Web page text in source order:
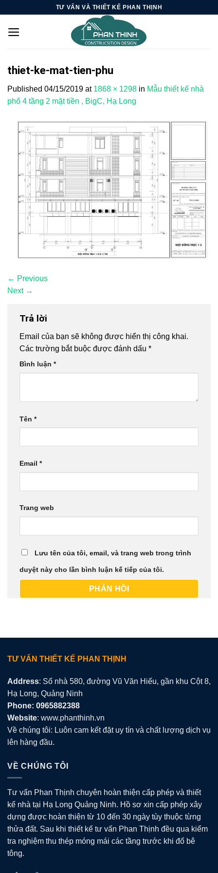
content
TƯ VẤN VÀ THIẾT KẾ PHAN THỊNH
thiet-ke-mat-tien-phu
Published 04/15/2019 at 1868 × 1298 in Mẫu thiết kế nhà
phố 4 tầng 2 mặt tiền , BigC, Hạ Long
← Previous
Next →
Trả lời
Email của bạn sẽ không được hiển thị công khai.
Các trường bắt buộc được đánh dấu *
Bình luận *
Tên *
Email *
Trang web
Lưu tên của tôi, email, và trang web trong trình
duyệt này cho lần bình luận kế tiếp của tôi.
TƯ VẤN THIẾT KẾ PHAN THỊNH
Address: Số nhà 580, đường Vũ Văn Hiếu, gần khu Cột 8,
Hạ Long, Quảng Ninh
Phone: 0965882388
Website: www.phanthinh.vn
Về chúng tôi: Luôn cam kết đặt uy tín và chất lượng dịch vụ
lên hàng đầu.
VỀ CHÚNG TÔI
Tư vấn Phan Thịnh chuyên hoàn thiện cấp phép và thiết
kế nhà tại Hạ Long Quảng Ninh. Hồ sơ xin cấp phép xây
dựng được hoàn thiện từ 10 đến 30 ngày tùy thuộc từng
thửa đất. Sau khi thiết kế tư vấn Phan Thịnh đều qua kiểm
tra nghiệm thu thép móng mái các tầng trước khi đổ bê
tông.